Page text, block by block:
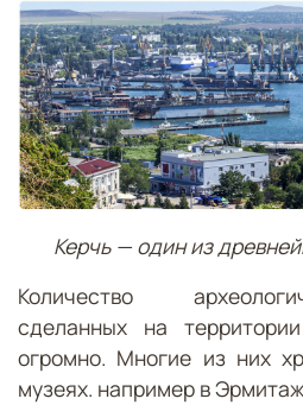
Керчь — один из
Количество
сделанных на
огромно. Многие из них
музеях. например в